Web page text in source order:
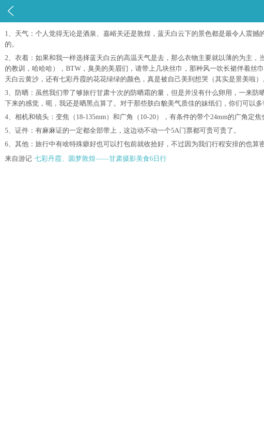

1、天气：个人觉得无论是酒泉、嘉峪关还是敦煌，蓝天白云下的景色都是最令人震
的。
2、衣着：如果和我一样选择蓝天白云的高温天气是去，那么衣物主要就以薄的为主
的教训，哈哈哈），BTW，臭美的美眉们，请带上几块丝巾，那种风一吹长裙伴着
天白云黄沙，还有七彩丹霞的花花绿绿的颜色，真是被自己美到想哭（其实是景美啦）
3、防晒：虽然我们带了够旅行甘肃十次的防晒霜的量，但是并没有什么卵用，一来
下来的感觉，呃，我还是晒黑点算了。对于那些肤白貌美气质佳的妹纸们，你们可以
4、相机和镜头：变焦（18-135mm）和广角（10-20），有条件的带个24mm的广角定
5、证件：有麻麻证的一定都全部带上，这边动不动一个5A门票都可贵可贵了。
6、其他：旅行中有啥特殊癖好也可以打包前就收拾好，不过因为我们行程安排的也
来自游记 七彩丹霞、圆梦敦煌——甘肃摄影美食6日行